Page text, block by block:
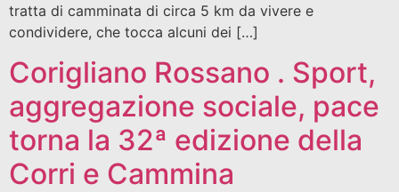
tratta di camminata di circa 5 km da vivere e
condividere, che tocca alcuni dei […]
Corigliano Rossano . Sport,
aggregazione sociale, pace
torna la 32ª edizione della
Corri e Cammina